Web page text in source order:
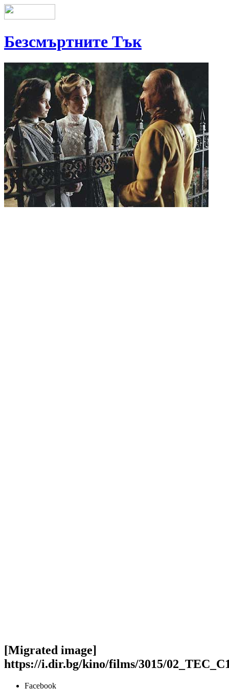
Безсмъртните Тък
[Migrated image]
https://i.dir.bg/kino/films/3015/
Facebook